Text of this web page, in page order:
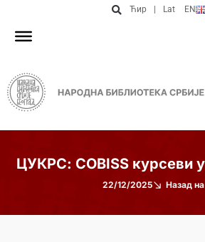
Ћир Lat EN
ЦУКРС: COBISS курсеви
22/12/2025 Назад